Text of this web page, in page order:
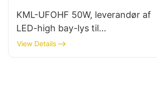
KML-UFOHF 50W, leverandør af
LED-high bay-lys til
industrianlæg, lagerbygninger
og andre indendørs
View Details